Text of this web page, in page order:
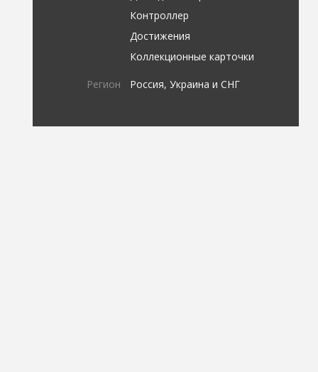
Контроллер
Достижения
Коллекционные карточки
Регион Россия, Украина и СНГ